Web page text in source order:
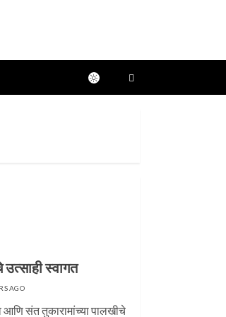
स्वागत
AGO
आणि संत तुकारामांच्या पालखीचे